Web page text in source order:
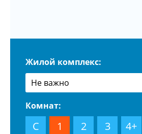
Жилой комплекс:
Комнат:
С 1 2 3 4+